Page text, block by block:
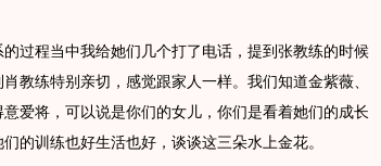
程当中我给她们几个打了电话，提到张教练的时候
教练特别亲切，感觉跟家人一样。我们知道金紫薇、
爱将，可以说是你们的女儿，你们是看着她们的成长
的训练也好生活也好，谈谈这三朵水上金花。